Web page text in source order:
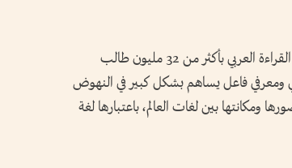
وأضاف أن المشاركة القياسية في الدورة التاسعة من تحدي القراءة العربي بأكثر من 32 مليون طالب
قرائي ومعرفي فاعل يساهم بشكل كبير في النهوض
ومكانتها بين لغات العالم، باعتبارها لغة